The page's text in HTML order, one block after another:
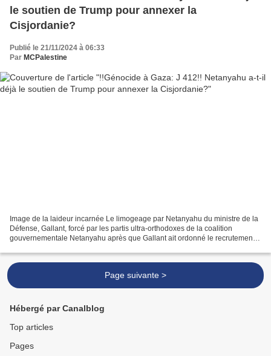
le soutien de Trump pour annexer la
Cisjordanie?
Publié le 21/11/2024 à 06:33
Par MCPalestine
Image de la laideur incarnée Le limogeage par Netanyahu du ministre de la
Défense, Gallant, forcé par les partis ultra-orthodoxes de la coalition
gouvernementale Netanyahu après que Gallant ait ordonné le recrutement
Page suivante >
Hébergé par Canalblog
Top articles
Pages